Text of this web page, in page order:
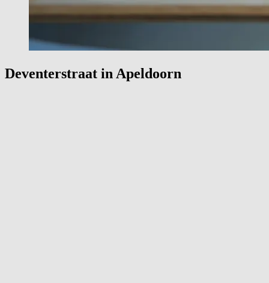
Deventerstraat in Apeldoorn